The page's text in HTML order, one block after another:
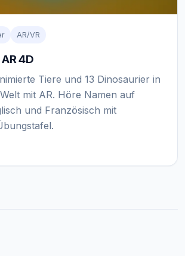
AR/VR
4D
Tiere und 13 Dinosaurier in
mit AR. Höre Namen auf
und Französisch mit